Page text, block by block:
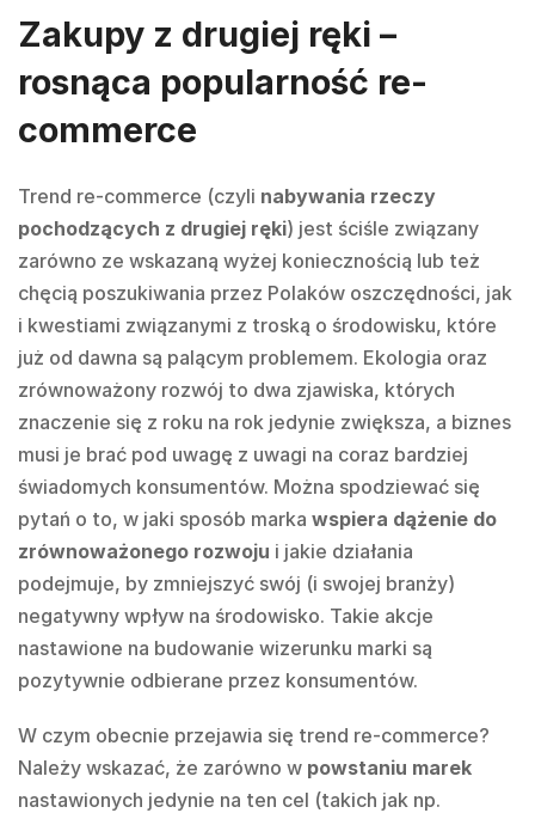
Zakupy z drugiej ręki –
rosnąca popularność re-
commerce
Trend re-commerce (czyli nabywania rzeczy
pochodzących z drugiej ręki) jest ściśle związany
zarówno ze wskazaną wyżej koniecznością lub też
chęcią poszukiwania przez Polaków oszczędności, jak
i kwestiami związanymi z troską o środowisku, które
już od dawna są palącym problemem. Ekologia oraz
zrównoważony rozwój to dwa zjawiska, których
znaczenie się z roku na rok jedynie zwiększa, a biznes
musi je brać pod uwagę z uwagi na coraz bardziej
świadomych konsumentów. Można spodziewać się
pytań o to, w jaki sposób marka wspiera dążenie do
zrównoważonego rozwoju i jakie działania
podejmuje, by zmniejszyć swój (i swojej branży)
negatywny wpływ na środowisko. Takie akcje
nastawione na budowanie wizerunku marki są
pozytywnie odbierane przez konsumentów.
W czym obecnie przejawia się trend re-commerce?
Należy wskazać, że zarówno w powstaniu marek
nastawionych jedynie na ten cel (takich jak np.